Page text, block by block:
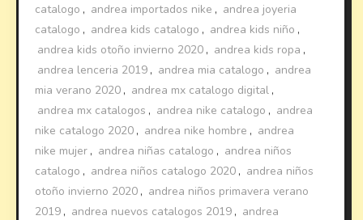
catalogo , andrea importados nike , andrea joyeria
catalogo , andrea kids catalogo , andrea kids niño ,
andrea kids otoño invierno 2020 , andrea kids ropa ,
andrea lenceria 2019 , andrea mia catalogo , andrea
mia verano 2020 , andrea mx catalogo digital ,
andrea mx catalogos , andrea nike catalogo , andrea
nike catalogo 2020 , andrea nike hombre , andrea
nike mujer , andrea niñas catalogo , andrea niños
catalogo , andrea niños catalogo 2020 , andrea niños
otoño invierno 2020 , andrea niños primavera verano
2019 , andrea nuevos catalogos 2019 , andrea